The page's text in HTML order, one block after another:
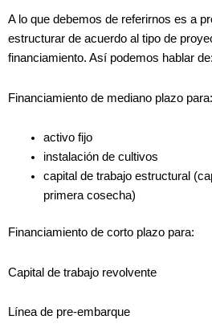
A lo que debemos de referirnos es a
estructurar de acuerdo al tipo de
financiamiento. Así podemos hablar de:
Financiamiento de mediano plazo para:
activo fijo
instalación de cultivos
capital de trabajo estructural
primera cosecha)
Financiamiento de corto plazo para:
Capital de trabajo revolvente
Línea de pre-embarque